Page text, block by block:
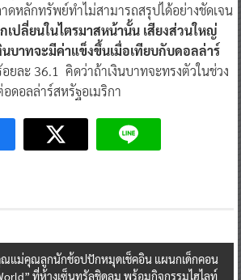
ดหลักทรัพย์ทำไม่สามารถสรุปได้อย่างชัดเจน
ปลี่ยนในไตรมาสหน้านั้น เสียงส่วนใหญ่
นบาทจะมีค่าแข็งขึ้นเมื่อเทียบกับดอลล่าร์
ยละ 36.1 คิดว่าถ้าเงินบาทจะทรงตัวในช่วง
ดอลล่าร์สหรัฐอเมริกา
ณแม่คุณลูกนักช้อปปักหมุดเช็คอิน แผนกเด็กคอน
ที่ห้างเซ็นทรัลชิดลม พร้อมกิจกรรมไฮไลท์